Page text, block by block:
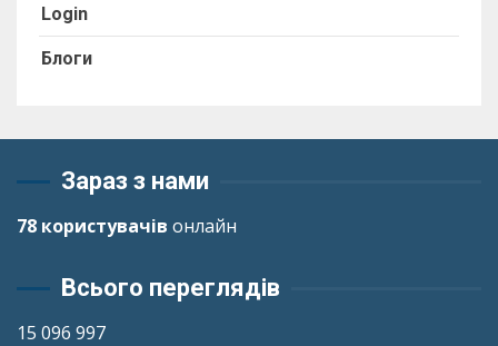
Login
Блоги
Зараз з нами
78 користувачів онлайн
Всього переглядів
15 096 997